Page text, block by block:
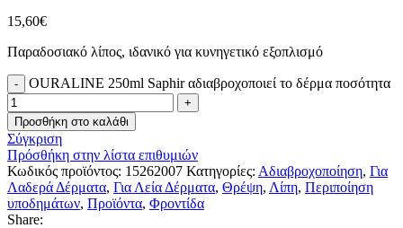
15,60€
Παραδοσιακό λίπος, ιδανικό για κυνηγετικό εξοπλισμό
OURALINE 250ml Saphir αδιαβροχοποιεί το δέρμα ποσότητα
Προσθήκη στο καλάθι
Σύγκριση
Πρόσθήκη στην λίστα επιθυμιών
Κωδικός προϊόντος: 15262007 Κατηγορίες: Αδιαβροχοποίηση, Για
Λαδερά Δέρματα, Για Λεία Δέρματα, Θρέψη, Λίπη, Περιποίηση
υποδημάτων, Προϊόντα, Φροντίδα
Share: